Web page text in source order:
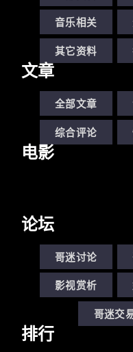
音乐相关
其它资料
文章
全部文章
综合评论
电影
论坛
哥迷讨论
影视赏析
哥迷交
排行